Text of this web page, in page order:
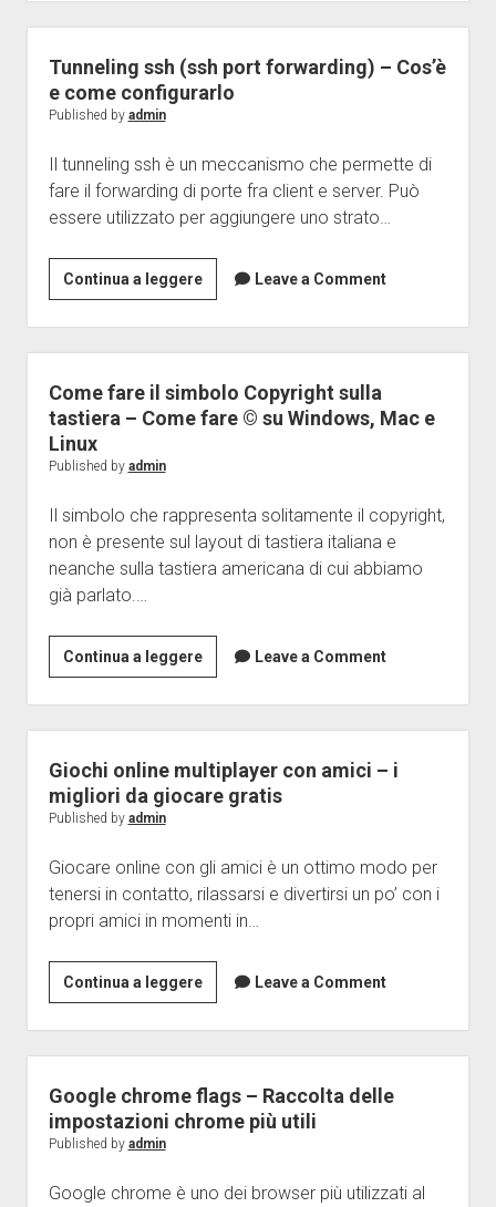
–
creare
alias
in
ubuntu
linux
Tunneling ssh (ssh port forwarding) – Cos’è
e come configurarlo
Published by admin
Il tunneling ssh è un meccanismo che permette di
fare il forwarding di porte fra client e server. Può
essere utilizzato per aggiungere uno strato…
Continua a leggereTunneling
ssh
(ssh
port
forwarding)
–
configurarlo
Leave a Comment
Come fare il simbolo Copyright sulla
tastiera – Come fare © su Windows, Mac e
Linux
Published by admin
Il simbolo che rappresenta solitamente il copyright,
non è presente sul layout di tastiera italiana e
neanche sulla tastiera americana di cui abbiamo
già parlato.…
Continua a leggereCome
fare
il
simbolo
Copyright
sulla
Come
fare
©
Windows,
Mac
e
Linux
Leave a Comment
Giochi online multiplayer con amici – i
migliori da giocare gratis
Published by admin
Giocare online con gli amici è un ottimo modo per
tenersi in contatto, rilassarsi e divertirsi un po’ con i
propri amici in momenti in…
Continua a leggereGiochi
online
multiplayer
con
amici
–
da
Leave a Comment
Google chrome flags – Raccolta delle
impostazioni chrome più utili
Published by admin
Google chrome è uno dei browser più utilizzati al